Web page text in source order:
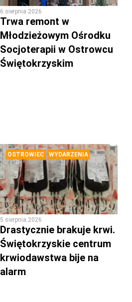
6 sierpnia 2026
Trwa remont w
Młodzieżowym Ośrodku
Socjoterapii w Ostrowcu
Świętokrzyskim
OSTROWIEC WYDARZENIA
5 sierpnia 2026
Drastycznie brakuje krwi.
Świętokrzyskie centrum
krwiodawstwa bije na
alarm